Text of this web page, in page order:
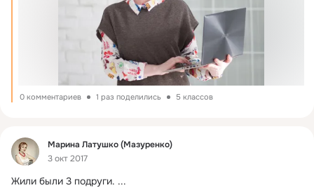
0 комментариев 1 раз поделились 5 классов
Фид
Марина Латушко (Мазуренко)
3 окт 2017
Жили были 3 подруги. ...